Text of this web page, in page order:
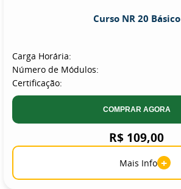
Curso NR 20 Básico
Carga Horária:
Número de Módulos:
Certificação:
COMPRAR AGORA
R$ 109,00
Mais Info +